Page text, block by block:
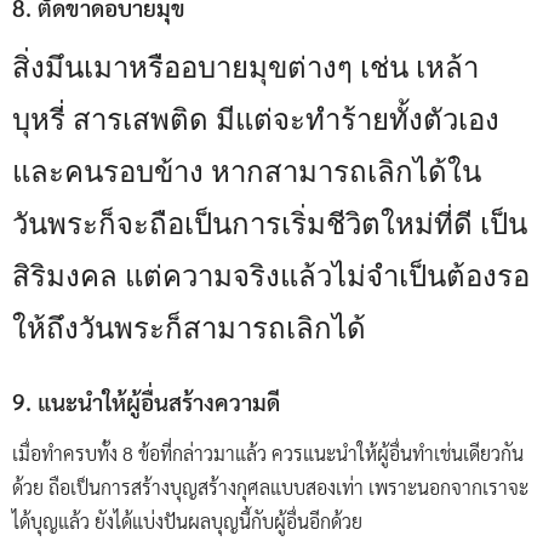
8. ตัดขาดอบายมุข
สิ่งมึนเมาหรืออบายมุขต่างๆ เช่น เหล้า
บุหรี่ สารเสพติด มีแต่จะทำร้ายทั้งตัวเอง
และคนรอบข้าง หากสามารถเลิกได้ใน
วันพระก็จะถือเป็นการเริ่มชีวิตใหม่ที่ดี เป็น
สิริมงคล แต่ความจริงแล้วไม่จำเป็นต้องรอ
ให้ถึงวันพระก็สามารถเลิกได้
9. แนะนำให้ผู้อื่นสร้างความดี
เมื่อทำครบทั้ง 8 ข้อที่กล่าวมาแล้ว ควรแนะนำให้ผู้อื่นทำเช่นเดียวกัน
ด้วย ถือเป็นการสร้างบุญสร้างกุศลแบบสองเท่า เพราะนอกจากเราจะ
ได้บุญแล้ว ยังได้แบ่งปันผลบุญนี้กับผู้อื่นอีกด้วย